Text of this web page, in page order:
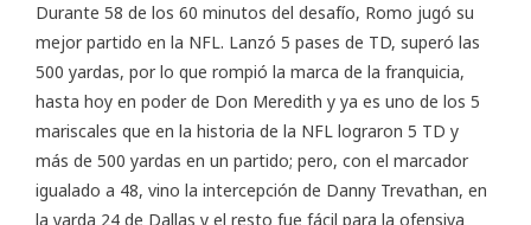
Durante 58 de los 60 minutos del desafío, Romo jugó su
mejor partido en la NFL. Lanzó 5 pases de TD, superó las
500 yardas, por lo que rompió la marca de la franquicia,
hasta hoy en poder de Don Meredith y ya es uno de los 5
mariscales que en la historia de la NFL lograron 5 TD y
más de 500 yardas en un partido; pero, con el marcador
igualado a 48, vino la intercepción de Danny Trevathan, en
la yarda 24 de Dallas y el resto fue fácil para la ofensiva